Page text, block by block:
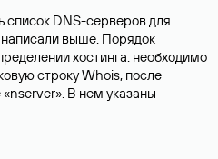
DNS-серверов для
выше. Порядок
хостинга: необходимо
строку Whois, после
«nserver». В нем указаны